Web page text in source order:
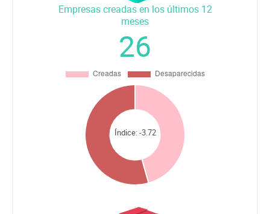
Empresas creadas en los últimos 12
meses
26
Índice:-3.72